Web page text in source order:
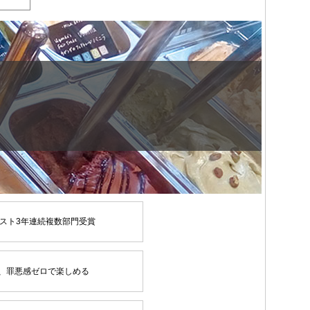
ト3年連続複数部門受賞
罪悪感ゼロで楽しめる